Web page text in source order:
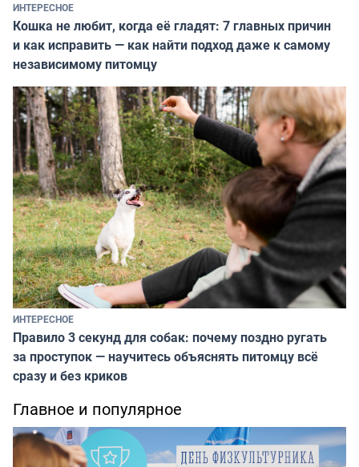
ИНТЕРЕСНОЕ
Кошка не любит, когда её гладят: 7 главных причин
и как исправить — как найти подход даже к самому
независимому питомцу
ИНТЕРЕСНОЕ
Правило 3 секунд для собак: почему поздно ругать
за проступок — научитесь объяснять питомцу всё
сразу и без криков
Главное и популярное